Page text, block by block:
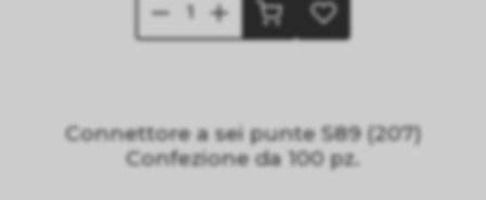
Connettore a sei punte S89 (207)
Confezione da 100 pz.